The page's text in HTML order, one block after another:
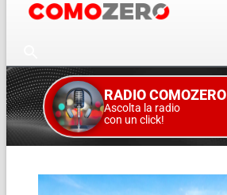
RADIO COMOZERO
Ascolta la radio
con un click!